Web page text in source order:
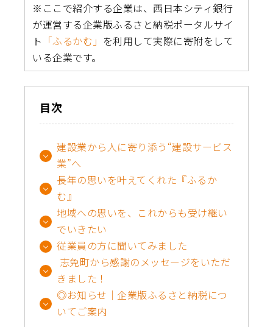
※ここで紹介する企業は、西日本シティ銀行
が運営する企業版ふるさと納税ポータルサイ
ト 「ふるかむ」 を利用して実際に寄附をして
いる企業です。
目次
建設業から人に寄り添う“建設サービス
業”へ
長年の思いを叶えてくれた『ふるか
む』
地域への思いを、これからも受け継い
でいきたい
従業員の方に聞いてみました
志免町から感謝のメッセージをいただ
きました！
◎お知らせ｜企業版ふるさと納税につ
いてご案内